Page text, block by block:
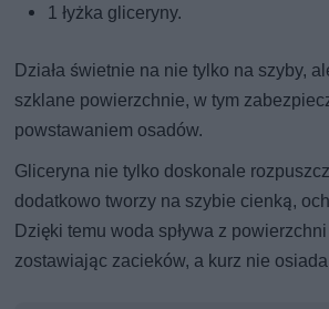
1 łyżka gliceryny.
Działa świetnie na nie tylko na szyby,
szklane powierzchnie, w tym
powstawaniem osadów.
Gliceryna nie tylko doskonale
dodatkowo tworzy na szybie cienką,
Dzięki temu woda spływa z
zostawiając zacieków, a kurz nie osiada